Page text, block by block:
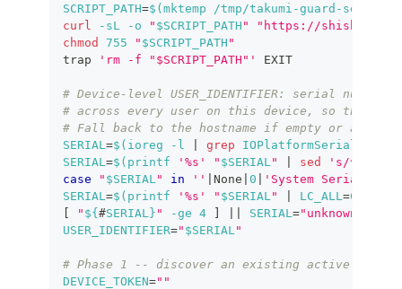
SCRIPT_PATH=$(mktemp /tmp/takumi-guard-
curl
-sL -o " $SCRIPT_PATH "
"https://shisho.dev/
chmod
755 " $SCRIPT_PATH "
trap
'rm -f "$SCRIPT_PATH"' EXIT
# Device-level USER_IDENTIFIER: serial
# across every user on this device, so the
# Fall back to the hostname if empty or a
SERIAL =$( ioreg -l grep
SERIAL =$( printf '%s' " $SERIAL " sed
's/
case
" $SERIAL " in '' None 0
'System Serial
SERIAL =$( printf '%s' " $SERIAL " LC_ALL =C
[
" ${#SERIAL} " -ge 4 ] SERIAL ="unknown-
USER_IDENTIFIER=" $SERIAL "
# Phase 1 -- discover an existing active token
DEVICE_TOKEN=""